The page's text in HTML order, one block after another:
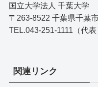
国立大学法人 千葉大学
〒263-8522 千葉県千葉
TEL.043-251-1111（代表
関連リンク